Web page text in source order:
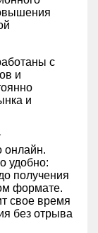
с
и
и
онлайн.
удобно:
получения
формате.
свое время
без отрыва